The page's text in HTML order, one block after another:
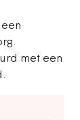
met een